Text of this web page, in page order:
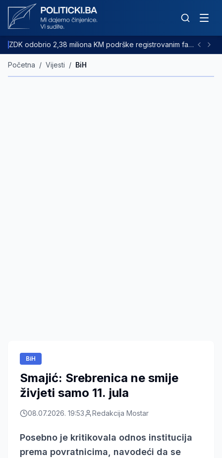
ZDK odobrio 2,38 miliona KM podrške registrovanim farmama goveda
Početna / Vijesti / BiH
BiH
Smajić: Srebrenica ne smije
živjeti samo 11. jula
08.07.2026. 19:53 Redakcija Mostar
Posebno je kritikovala odnos institucija
prema povratnicima, navodeći da se